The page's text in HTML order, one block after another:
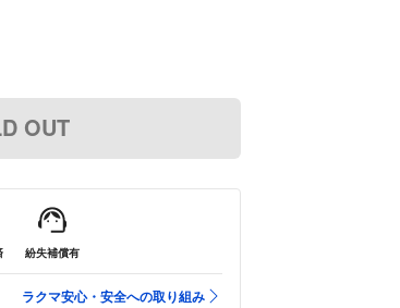
OUT
紛失補償有
ラクマ安心・安全への取り組み